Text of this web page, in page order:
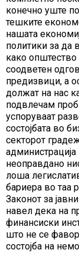
конечно уште
тешките
нашата
политики за да
како
соодветен
предизвици, а
должат на нас
подвлечам
успоруваат
состојбата во
секторот
неоправдано
лоша
бариера во таа
Законот за
навел дека на
финансиски
што не се
состојба на